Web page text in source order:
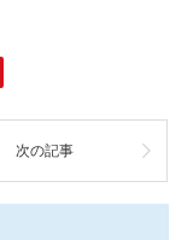
次の記事